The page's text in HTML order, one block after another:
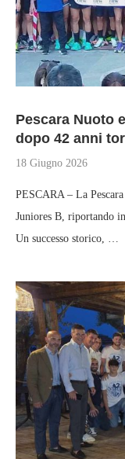
Pescara Nuoto
dopo 42 anni
18 Giugno 2026
PESCARA – La
Juniores B, riportando
Un successo storico, …